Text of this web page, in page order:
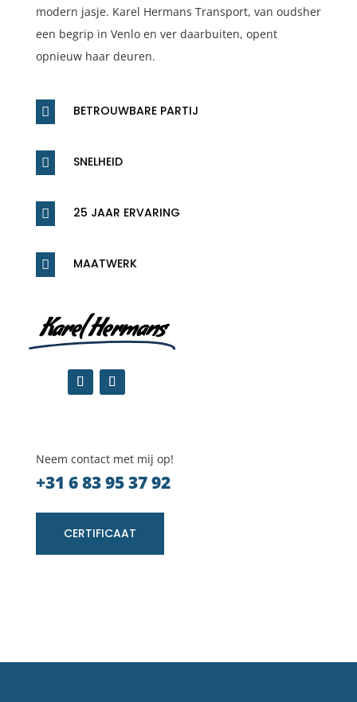
modern jasje. Karel Hermans Transport, van oudsher
een begrip in Venlo en ver daarbuiten, opent
opnieuw haar deuren.
 BETROUWBARE PARTIJ
 SNELHEID
 25 JAAR ERVARING
 MAATWERK
Karel Hermans
Neem contact met mij op!
+31 6 83 95 37 92
CERTIFICAAT